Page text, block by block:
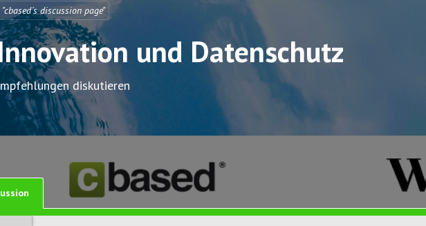
"cbased´s discussion page"
und Datenschutz
diskutieren